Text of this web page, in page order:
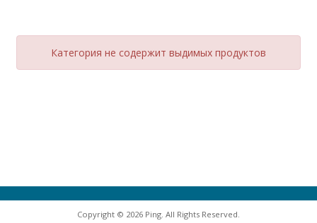
Категория не содержит выдимых продуктов
Copyright © 2026 Ping. All Rights Reserved.